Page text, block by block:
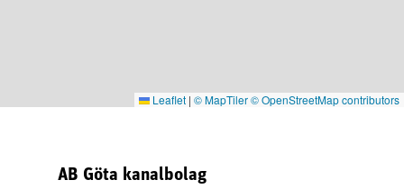
Leaflet | © MapTiler© OpenStreetMap contributors
AB Göta kanalbolag